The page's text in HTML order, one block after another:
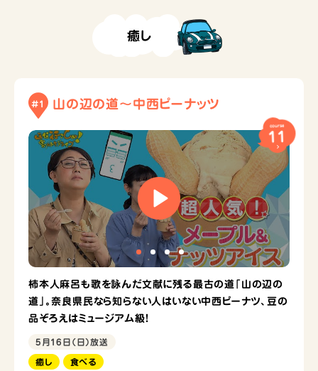
癒し
#1 山の辺の道～中西ピーナッツ
course
11
柿本人麻呂も歌を詠んだ文献に残る最古の道「山の辺の
道」。奈良県民なら知らない人はいない中西ピーナツ、豆の
品ぞろえはミュージアム級！
5月16日（日）放送
癒し 食べる